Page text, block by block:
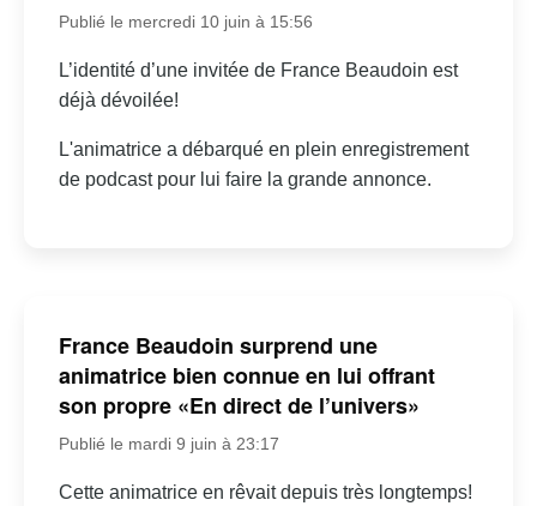
Publié le mercredi 10 juin à 15:56
L’identité d’une invitée de France Beaudoin est
déjà dévoilée!
L'animatrice a débarqué en plein enregistrement
de podcast pour lui faire la grande annonce.
France Beaudoin surprend une
animatrice bien connue en lui offrant
son propre «En direct de l’univers»
Publié le mardi 9 juin à 23:17
Cette animatrice en rêvait depuis très longtemps!